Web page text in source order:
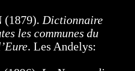
(1879). Dictionnaire
les communes du
. Les Andelys: